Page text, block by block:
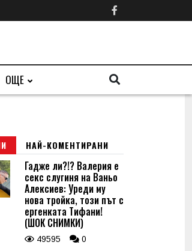
ОЩЕ
НАЙ-КОМЕНТИРАНИ
Гадже ли?!? Валерия е
секс слугиня на Ваньо
Алексиев: Уреди му
нова тройка, този път с
ергенката Тифани!
(ШОК СНИМКИ)
49595 0